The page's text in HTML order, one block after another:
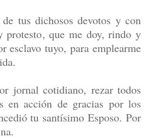
tus dichosos devotos y con
protesto, que me doy, rindo y
esclavo tuyo, para emplearme
jornal cotidiano, rezar todos
en acción de gracias por los
tu santísimo Esposo. Por